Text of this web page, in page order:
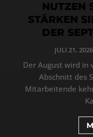
NUTZEN
STÄRKEN
DER
JULI 21, 2026
Der August wird in
Abschnitt des
Mitarbeitende